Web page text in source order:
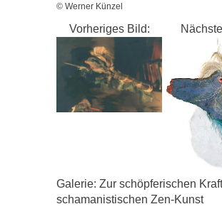
© Werner Künzel
Vorheriges Bild:
Galerie: Zur schöpferischen
schamanistischen Zen-Kunst